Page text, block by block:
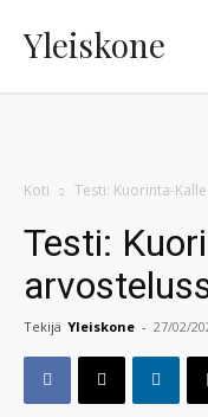
Yleiskone
Koti Testi: Kuorinta-
Testi:
Tekijä Yleiskone - 27/02/